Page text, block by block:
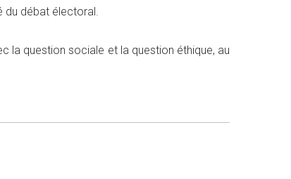
du débat électoral.
la question sociale et la question éthique, au